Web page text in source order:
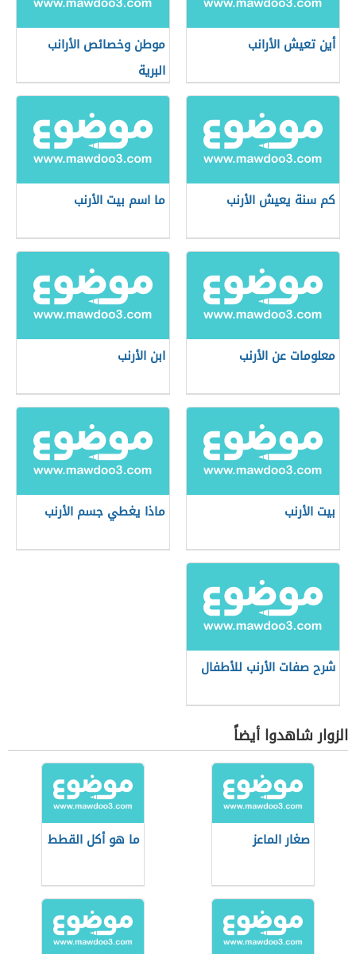
أين تعيش الأرانب
موطن وخصائص الأرانب
البرية
كم سنة يعيش الأرنب ما اسم بيت الأرنب
معلومات عن الأرنب ابن الأرنب
بيت الأرنب ماذا يغطي جسم الأرنب
شرح صفات الأرنب للأطفال
الزوار شاهدوا أيضاً
صغار الماعز ما هو أكل القطط